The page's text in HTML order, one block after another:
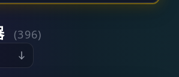
输入初始密码
成验证。
可修改密码。
存玩法三者兼顾，多元玩
空岛服】 核心版本 21.11
容，成熟完整科技体
址：cko.cc
跑路.不肝不氪.养老生存
(396)